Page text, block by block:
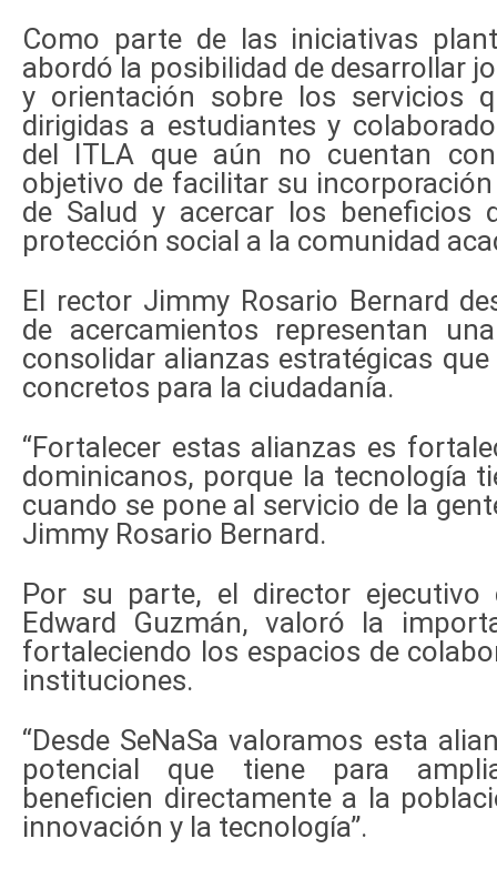
Como parte de las iniciativas
abordó la posibilidad de desarrollar
y orientación sobre los servicios
dirigidas a estudiantes y
del ITLA que aún no cuentan
objetivo de facilitar su
de Salud y acercar los beneficios
protección social a la comunidad
El rector Jimmy Rosario Bernard
de acercamientos representan
consolidar alianzas estratégicas
concretos para la ciudadanía.
“Fortalecer estas alianzas es
dominicanos, porque la tecnología
cuando se pone al servicio de la
Jimmy Rosario Bernard.
Por su parte, el director ejecutivo
Edward Guzmán, valoró la
fortaleciendo los espacios de
instituciones.
“Desde SeNaSa valoramos esta
potencial que tiene para
beneficien directamente a la
innovación y la tecnología”.